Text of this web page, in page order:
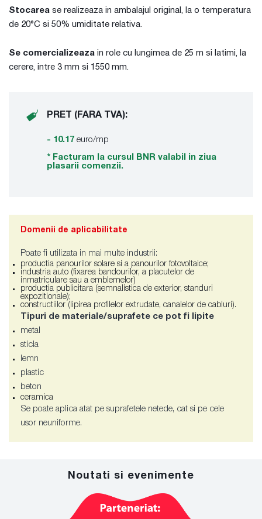
Stocarea se realizeaza in ambalajul original, la o temperatura
de 20°C si 50% umiditate relativa.
Se comercializeaza in role cu lungimea de 25 m si latimi, la
cerere, intre 3 mm si 1550 mm.
PRET (FARA TVA):
- 10.17 euro/mp
* Facturam la cursul BNR valabil in ziua
plasarii comenzii.
Domenii de aplicabilitate
Poate fi utilizata in mai multe industrii:
productia panourilor solare si a panourilor fotovoltaice;
industria auto (fixarea bandourilor, a placutelor de
inmatriculare sau a emblemelor)
productia publicitara (semnalistica de exterior, standuri
expozitionale);
constructiilor (lipirea profilelor extrudate, canalelor de cabluri).
Tipuri de materiale/suprafete ce pot fi lipite
metal
sticla
lemn
plastic
beton
ceramica
Se poate aplica atat pe suprafetele netede, cat si pe cele
usor neuniforme.
Noutati si evenimente